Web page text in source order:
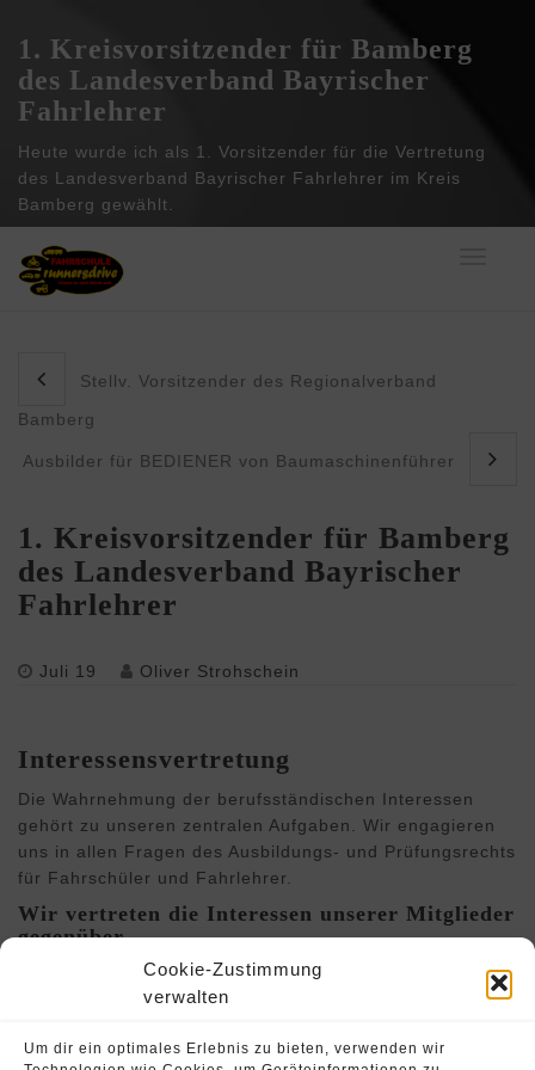
Cookie-Zustimmung
verwalten
Um dir ein optimales Erlebnis zu bieten, verwenden wir
1. Kreisvorsitzender für Bamberg
des Landesverband Bayrischer
Fahrlehrer
Heute wurde ich als 1. Vorsitzender für die Vertretung
des Landesverband Bayrischer Fahrlehrer im Kreis
Bamberg gewählt.
Stellv. Vorsitzender des Regionalverband
Bamberg
Ausbilder für BEDIENER von Baumaschinenführer
1. Kreisvorsitzender für Bamberg
des Landesverband Bayrischer
Fahrlehrer
Juli 19 Oliver Strohschein
Interessensvertretung
Die Wahrnehmung der berufsständischen Interessen
gehört zu unseren zentralen Aufgaben. Wir engagieren
uns in allen Fragen des Ausbildungs- und Prüfungsrechts
für Fahrschüler und Fahrlehrer.
Wir vertreten die Interessen unserer Mitglieder
gegenüber
dem Bayerischen Landtag
den in bayerischen Parlamenten vertretenen Parteien
den Regierungsbezirken